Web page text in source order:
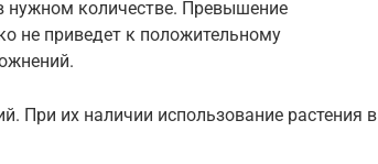
нужном количестве. Превышение
не приведет к положительному
При их наличии использование растения в